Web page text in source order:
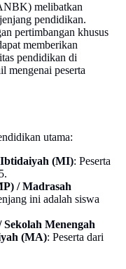
melibatkan
pendidikan.
pertimbangan khusus
memberikan
pendidikan di
mengenai peserta
utama:
Ibtidaiyah (MI): Peserta
/ Madrasah
ini adalah siswa
Menengah
(MA): Peserta dari